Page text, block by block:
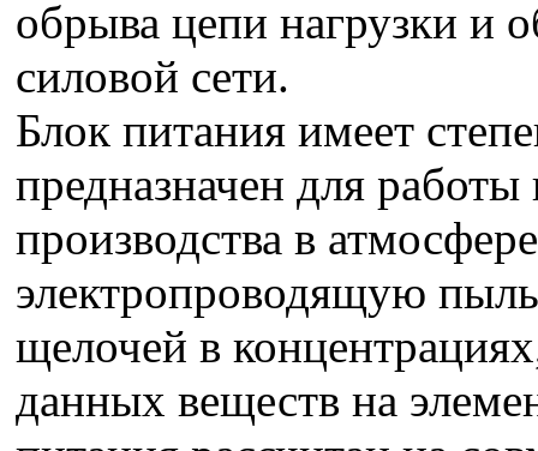
обрыва цепи нагрузки и
силовой сети.
Блок питания имеет
предназначен для
производства в
электропроводящую
щелочей в
данных веществ на